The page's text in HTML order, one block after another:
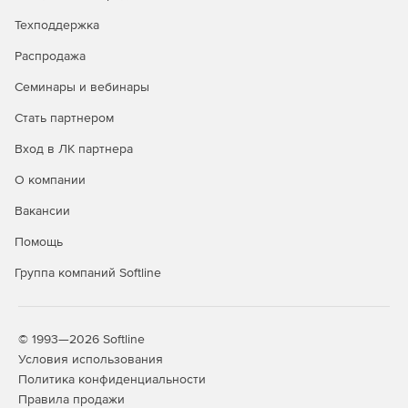
средства контроля доступа на базе политик.
Мгновенное сканирование по запросу. Встроенный
ускоряет сканирование файлов, папок, памяти,
Процесс сканирования практически не влияет на
производительность ПК. В энергосберегающем
работает от аккумулятора, и ограничивается
Управление исправлениями. Решение позволяет
MicroWorld и Microsoft для установки новейших патчей
Техподдержка
Распродажа
Семинары и вебинары
Стать партнером
Вход в ЛК партнера
О компании
Вакансии
Помощь
Группа компаний Softline
© 1993—2026 Softline
Условия использования
Политика конфиденциальности
Правила продажи